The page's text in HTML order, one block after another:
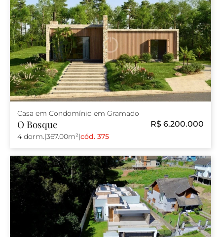
Casa em Condomínio em Gramado
O Bosque R$ 6.200.000
4 dorm.|367.00m²|cód. 375